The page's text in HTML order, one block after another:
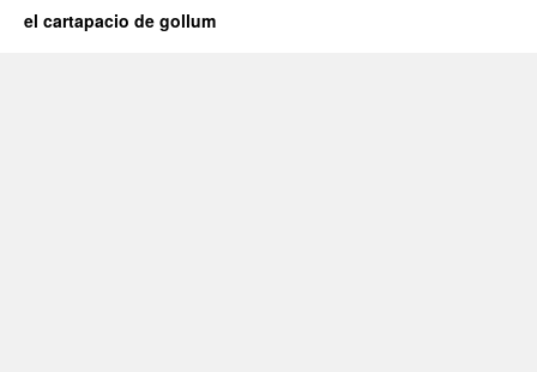
el cartapacio de gollum